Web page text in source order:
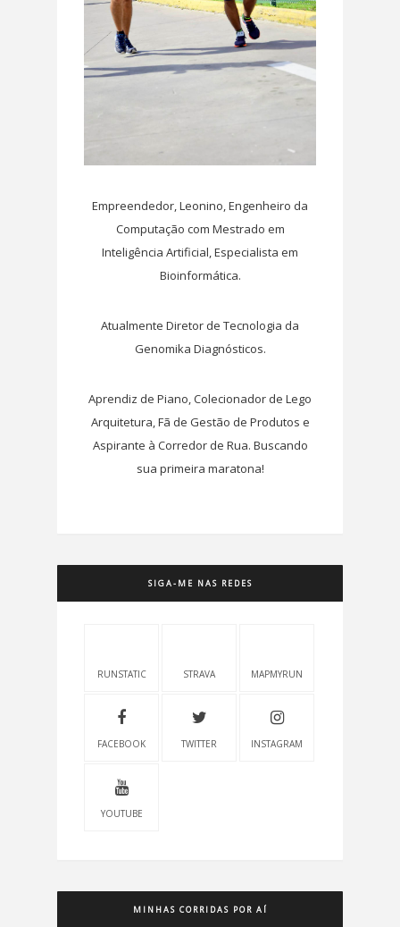
Empreendedor, Leonino, Engenheiro da
Computação com Mestrado em
Inteligência Artificial, Especialista em
Bioinformática.
Atualmente Diretor de Tecnologia da
Genomika Diagnósticos.
Aprendiz de Piano, Colecionador de Lego
Arquitetura, Fã de Gestão de Produtos e
Aspirante à Corredor de Rua. Buscando
sua primeira maratona!
SIGA-ME NAS REDES
RUNSTATIC STRAVA MAPMYRUN
FACEBOOK TWITTER INSTAGRAM
YOUTUBE
MINHAS CORRIDAS POR AÍ